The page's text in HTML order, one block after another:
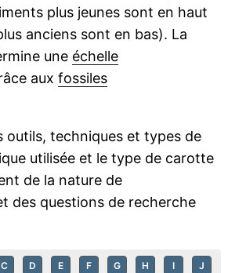
plus jeunes sont en haut
anciens sont en bas). La
une échelle
aux fossiles
outils, techniques et types de
utilisée et le type de carotte
de la nature de
des questions de recherche
C D E F G H I J